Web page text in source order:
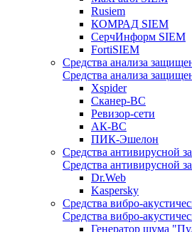
Rusiem
КОМРАД SIEM
СерчИнформ SIEM
FortiSIEM
Средства анализа
Средства анализа
Xspider
Сканер-ВС
Ревизор-сети
АК-ВС
ПИК-Эшелон
Средства антивирусной
Средства антивирусной
Dr.Web
Kaspersky
Средства вибро-
Средства вибро-
Генератор шума